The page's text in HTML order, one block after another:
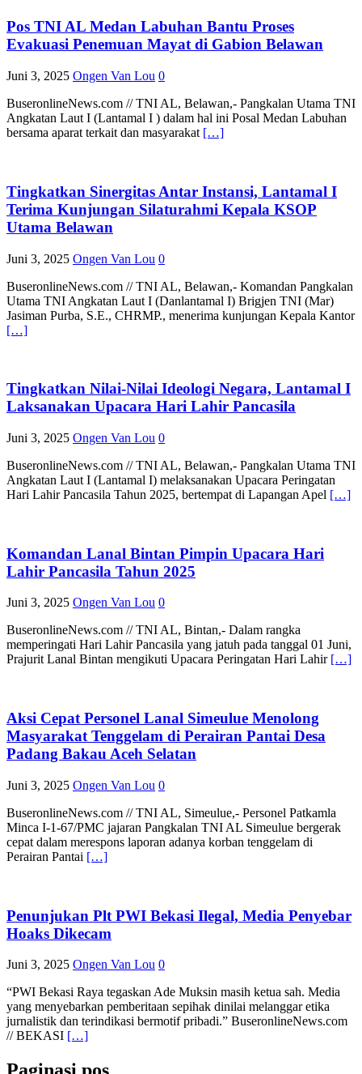
Pos TNI AL Medan Labuhan Bantu Proses
Evakuasi Penemuan Mayat di Gabion Belawan
Juni 3, 2025 Ongen Van Lou 0
BuseronlineNews.com // TNI AL, Belawan,- Pangkalan Utama TNI
Angkatan Laut I (Lantamal I ) dalam hal ini Posal Medan Labuhan
bersama aparat terkait dan masyarakat […]
Tingkatkan Sinergitas Antar Instansi, Lantamal I
Terima Kunjungan Silaturahmi Kepala KSOP
Utama Belawan
Juni 3, 2025 Ongen Van Lou 0
BuseronlineNews.com // TNI AL, Belawan,- Komandan Pangkalan
Utama TNI Angkatan Laut I (Danlantamal I) Brigjen TNI (Mar)
Jasiman Purba, S.E., CHRMP., menerima kunjungan Kepala Kantor
[…]
Tingkatkan Nilai-Nilai Ideologi Negara, Lantamal I
Laksanakan Upacara Hari Lahir Pancasila
Juni 3, 2025 Ongen Van Lou 0
BuseronlineNews.com // TNI AL, Belawan,- Pangkalan Utama TNI
Angkatan Laut I (Lantamal I) melaksanakan Upacara Peringatan
Hari Lahir Pancasila Tahun 2025, bertempat di Lapangan Apel […]
Komandan Lanal Bintan Pimpin Upacara Hari
Lahir Pancasila Tahun 2025
Juni 3, 2025 Ongen Van Lou 0
BuseronlineNews.com // TNI AL, Bintan,- Dalam rangka
memperingati Hari Lahir Pancasila yang jatuh pada tanggal 01 Juni,
Prajurit Lanal Bintan mengikuti Upacara Peringatan Hari Lahir […]
Aksi Cepat Personel Lanal Simeulue Menolong
Masyarakat Tenggelam di Perairan Pantai Desa
Padang Bakau Aceh Selatan
Juni 3, 2025 Ongen Van Lou 0
BuseronlineNews.com // TNI AL, Simeulue,- Personel Patkamla
Minca I-1-67/PMC jajaran Pangkalan TNI AL Simeulue bergerak
cepat dalam merespons laporan adanya korban tenggelam di
Perairan Pantai […]
Penunjukan Plt PWI Bekasi Ilegal, Media Penyebar
Hoaks Dikecam
Juni 3, 2025 Ongen Van Lou 0
“PWI Bekasi Raya tegaskan Ade Muksin masih ketua sah. Media
yang menyebarkan pemberitaan sepihak dinilai melanggar etika
jurnalistik dan terindikasi bermotif pribadi.” BuseronlineNews.com
// BEKASI […]